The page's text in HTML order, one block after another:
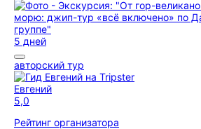
5 дней
авторский тур
Евгений
5,0
Рейтинг организатора